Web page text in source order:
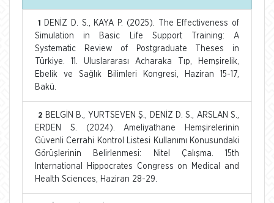
1
DENİZ D. S., KAYA P. (2025). The Effectiveness of
Simulation in Basic Life Support Training: A
Systematic Review of Postgraduate Theses in
Türkiye. 11. Uluslararası Acharaka Tıp, Hemşirelik,
Ebelik ve Sağlık Bilimleri Kongresi, Haziran 15-17,
Bakü.
2 BELGİN B., YURTSEVEN Ş., DENİZ D. S., ARSLAN S.,
ERDEN S. (2024). Ameliyathane Hemşirelerinin
Güvenli Cerrahi Kontrol Listesi Kullanımı Konusundaki
Görüşlerinin Belirlenmesi: Nitel Çalışma. 15th
International Hippocrates Congress on Medical and
Health Sciences, Haziran 28-29.